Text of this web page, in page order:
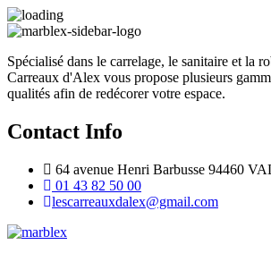
Spécialisé dans le carrelage, le sanitaire et la
Carreaux d'Alex vous propose plusieurs
qualités afin de redécorer votre espace.
Contact Info
64 avenue Henri Barbusse 94460
01 43 82 50 00
lescarreauxdalex@gmail.com